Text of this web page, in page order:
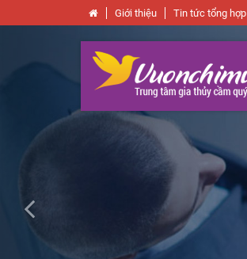
Giới thiệu Tin tức tổng hợp